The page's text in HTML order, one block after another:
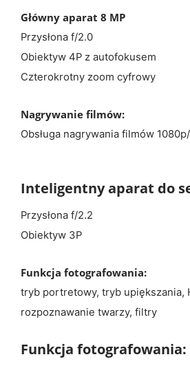
Główny aparat 8 MP
Przysłona f/2.0
Obiektyw 4P z autofokusem
Czterokrotny zoom cyfrowy
Nagrywanie filmów:
Obsługa nagrywania filmów
Inteligentny aparat do
Przysłona f/2.2
Obiektyw 3P
Funkcja fotografowania:
tryb portretowy, tryb upiększania,
rozpoznawanie twarzy, filtry
Funkcja fotografowania: